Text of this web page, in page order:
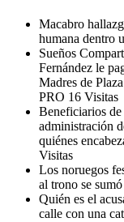
Macabro
humana dentro
Sueños
Fernández le
Madres de
PRO 16 Visitas
Beneficiarios
administración
quiénes
Visitas
Los noruegos
al trono se
Quién es el
calle con una